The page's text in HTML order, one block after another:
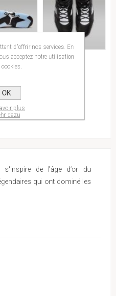
de l’âge d’or du
qui ont dominé les
d'offrir nos services. En
acceptez notre utilisation
cookies.
OK
plus
dazu